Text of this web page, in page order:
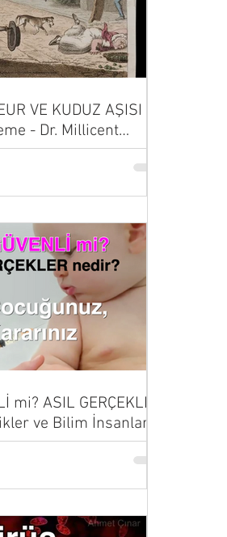
VE KUDUZ AŞISI |
- Dr. Millicent
mi? ASIL GERÇEKLER
ve Bilim İnsanları